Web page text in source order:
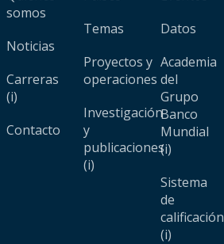
somos
Noticias
Carreras
(i)
Contacto
Temas
Proyectos y
operaciones
Investigación
y
publicaciones
(i)
Datos
Academia
del
Grupo
Banco
Mundial
(i)
Sistema
de
calificación
(i)